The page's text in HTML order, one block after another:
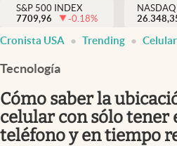
DÓLAR
Inmigración
Espiritual
Streaming
S&P 500 INDEX
7709,96
-0.18%
NASDAQ
Cronista USA Trending Celular
Tecnología
Cómo saber la
celular con sólo tener
teléfono y en tiempo